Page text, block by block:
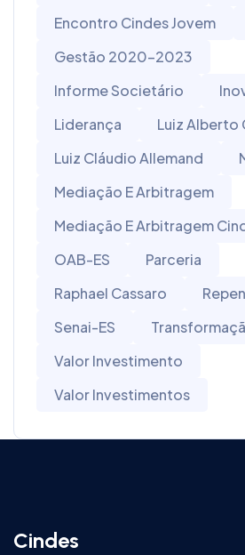
Encontro Cindes Jovem
Gestão 2020-2023
Informe Societário
Liderança
Luiz Alberto
Luiz Cláudio Allemand
Mediação E Arbitragem
Mediação E Arbitragem
OAB-ES
Parceria
Raphael Cassaro
Senai-ES
Valor Investimento
Valor Investimentos
Cindes